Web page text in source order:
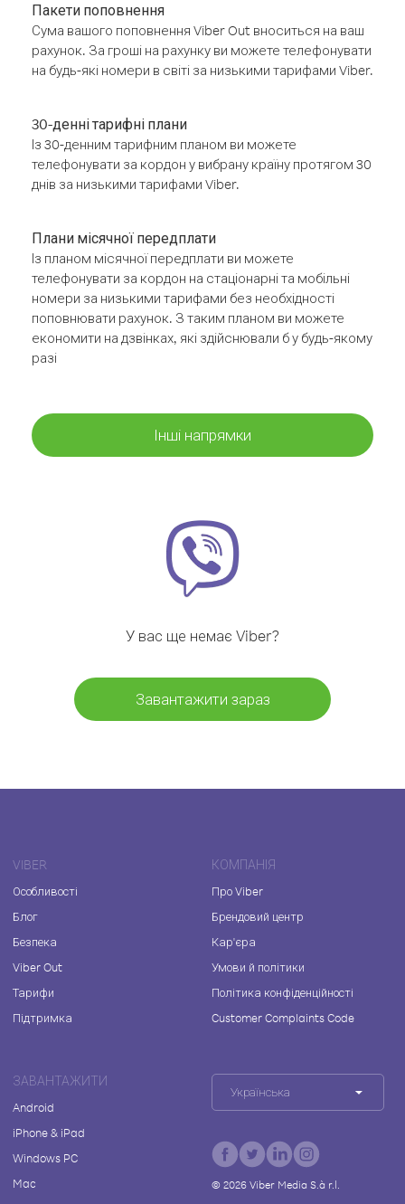
Пакети поповнення
Сума вашого поповнення Viber Out вноситься на ваш
рахунок. За гроші на рахунку ви можете телефонувати
на будь-які номери в світі за низькими тарифами Viber.
30-денні тарифні плани
Із 30-денним тарифним планом ви можете
телефонувати за кордон у вибрану країну протягом 30
днів за низькими тарифами Viber.
Плани місячної передплати
Із планом місячної передплати ви можете
телефонувати за кордон на стаціонарні та мобільні
номери за низькими тарифами без необхідності
поповнювати рахунок. З таким планом ви можете
економити на дзвінках, які здійснювали б у будь-якому
разі
Інші напрямки
У вас ще немає Viber?
Завантажити зараз
VIBER
Особливості
Блог
Безпека
Viber Out
Тарифи
Підтримка
КОМПАНІЯ
Про Viber
Брендовий центр
Кар'єра
Умови й політики
Політика конфіденційності
Customer Complaints Code
ЗАВАНТАЖИТИ
Android
iPhone & iPad
Windows PC
Mac
Українська
© 2026Viber Media S.à r.l.